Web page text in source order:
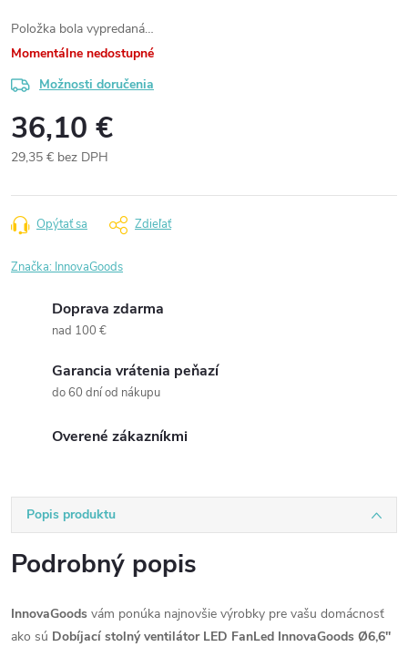
Položka bola vypredaná…
Momentálne nedostupné
Možnosti doručenia
36,10 €
29,35 € bez DPH
cena:
Opýtať sa Zdieľať
Značka: InnovaGoods
Doprava zdarma
nad 100 €
Garancia vrátenia peňazí
do 60 dní od nákupu
Overené zákazníkmi
Popis produktu
Podrobný popis
InnovaGoods vám ponúka najnovšie výrobky pre vašu domácnosť
ako sú Dobíjací stolný ventilátor LED FanLed InnovaGoods Ø6,6''